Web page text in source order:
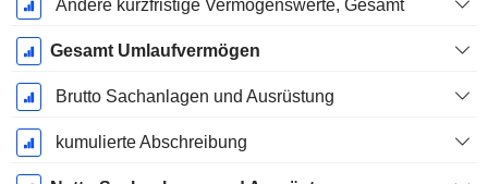
Andere kurzfristige Vermögenswerte, Gesamt
Gesamt Umlaufvermögen
Brutto Sachanlagen und Ausrüstung
kumulierte Abschreibung